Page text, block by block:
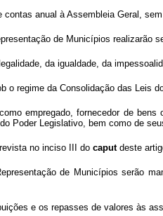
contas anual à Assembleia Geral,
de Municípios realizarão
da igualdade, da
o regime da Consolidação das Leis
empregado, fornecedor de
Poder Legislativo, bem como de
no inciso III do caputdeste
de Municípios serão
e os repasses de valores às